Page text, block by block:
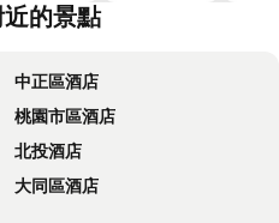
的景點
中正區酒店
桃園市區酒店
北投酒店
大同區酒店